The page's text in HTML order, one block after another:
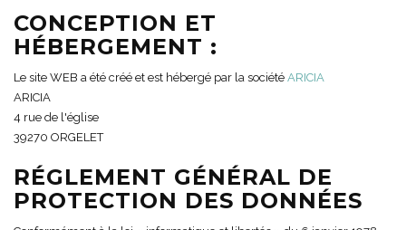
CONCEPTION ET
HÉBERGEMENT :
Le site WEB a été créé et est hébergé par la société ARICIA
ARICIA
4 rue de l'église
39270 ORGELET
RÉGLEMENT GÉNÉRAL DE
PROTECTION DES DONNÉES